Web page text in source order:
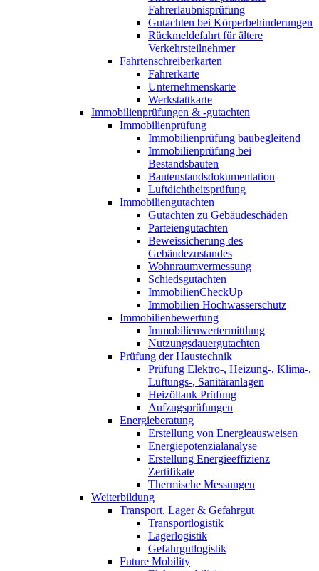
Fahrerlaubnisprüfung
Gutachten bei Körperbehinderungen
Rückmeldefahrt für ältere
Verkehrsteilnehmer
Fahrtenschreiberkarten
Fahrerkarte
Unternehmenskarte
Werkstattkarte
Immobilienprüfungen & -gutachten
Immobilienprüfung
Immobilienprüfung baubegleitend
Immobilienprüfung bei
Bestandsbauten
Bautenstandsdokumentation
Luftdichtheitsprüfung
Immobiliengutachten
Gutachten zu Gebäudeschäden
Parteiengutachten
Beweissicherung des
Gebäudezustandes
Wohnraumvermessung
Schiedsgutachten
ImmobilienCheckUp
Immobilien Hochwasserschutz
Immobilienbewertung
Immobilienwertermittlung
Nutzungsdauergutachten
Prüfung der Haustechnik
Prüfung Elektro-, Heizung-, Klima-,
Lüftungs-, Sanitäranlagen
Heizöltank Prüfung
Aufzugsprüfungen
Energieberatung
Erstellung von Energieausweisen
Energiepotenzialanalyse
Erstellung Energieeffizienz
Zertifikate
Thermische Messungen
Weiterbildung
Transport, Lager & Gefahrgut
Transportlogistik
Lagerlogistik
Gefahrgutlogistik
Future Mobility